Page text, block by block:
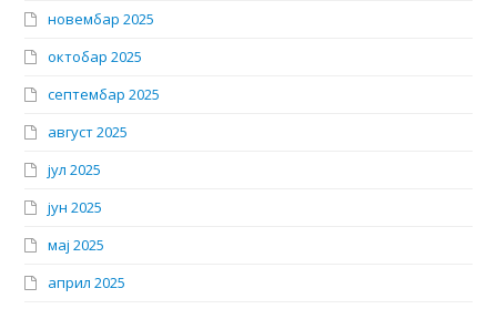
новембар 2025
октобар 2025
септембар 2025
август 2025
јул 2025
јун 2025
мај 2025
април 2025